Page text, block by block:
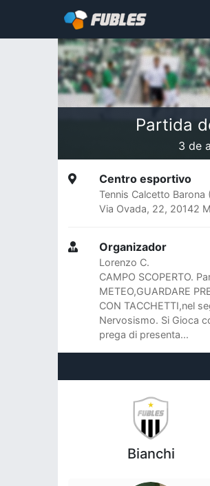
Partida
3 de
Centro esportivo
Tennis Calcetto Barona
Via Ovada, 22, 20142
Organizador
Lorenzo C.
CAMPO SCOPERTO.
METEO,GUARDARE
CON TACCHETTI,nel
Nervosismo. Si Gioca
prega di presenta...
Bianchi